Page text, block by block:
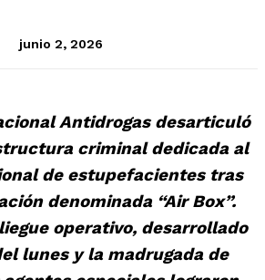
junio 2, 2026
Antidrogas desarticuló
criminal dedicada al
de estupefacientes tras
denominada “Air Box”.
operativo, desarrollado
lunes y la madrugada de